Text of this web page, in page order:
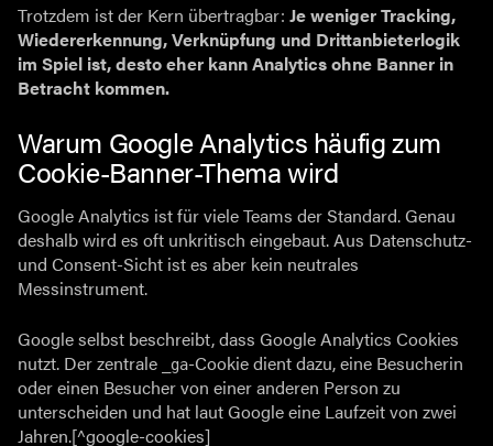
Trotzdem ist der Kern übertragbar: Je weniger Tracking,
Wiedererkennung, Verknüpfung und Drittanbieterlogik
im Spiel ist, desto eher kann Analytics ohne Banner in
Betracht kommen.
Warum Google Analytics häufig zum
Cookie-Banner-Thema wird
Google Analytics ist für viele Teams der Standard. Genau
deshalb wird es oft unkritisch eingebaut. Aus Datenschutz-
und Consent-Sicht ist es aber kein neutrales
Messinstrument.
Google selbst beschreibt, dass Google Analytics Cookies
nutzt. Der zentrale
_ga-Cookie dient dazu, eine Besucherin
oder einen Besucher von einer anderen Person zu
unterscheiden und hat laut Google eine Laufzeit von zwei
Jahren.[^google-cookies]